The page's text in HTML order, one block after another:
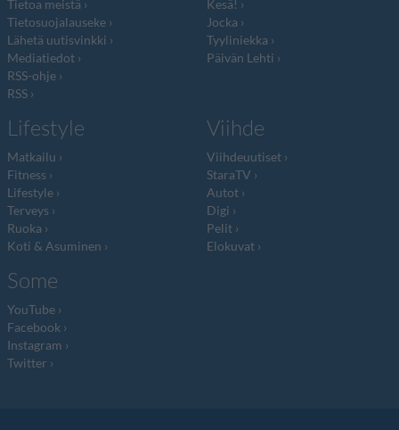
Tietoa meistä
Tietosuojalauseke
Lähetä uutisvinkki
Mediatiedot
RSS-ohje
RSS
Kesä!
Jocka
Tyyliniekka
Päivän Lehti
Lifestyle
Matkailu
Fitness
Lifestyle
Terveys
Ruoka
Koti & Asuminen
Viihde
Viihdeuutiset
StaraTV
Autot
Digi
Pelit
Elokuvat
Some
YouTube
Facebook
Instagram
Twitter